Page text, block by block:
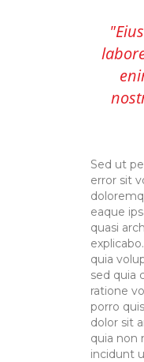
Sed ut
error sit
eaque
quasi
quia
sed quia
ratione
porro
dolor sit
quia non
incidunt